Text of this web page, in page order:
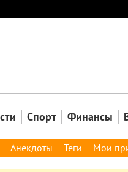
Спорт Финансы
Анекдоты Теги Мои